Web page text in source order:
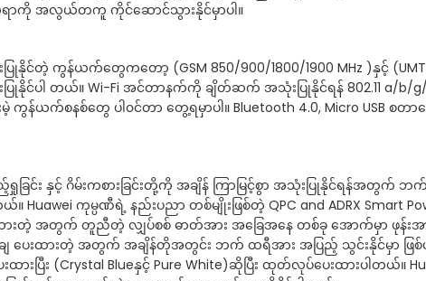
အလွယ်တကူ ကိုင်ဆောင်သွားနိုင်မှာပါ။
ြုနိုင်တဲ့ ကွန်ယက်တွေကတော့ (GSM 850/900/1800/1900 MHz )နှင့်
နိုင်ပါ တယ်။ Wi-Fi အင်တာနက်ကို ချိတ်ဆက် အသုံးပြုနိုင်ရန် 802.11 a/b/g/
မဲ့ ကွန်ယက်စနစ်တွေ ပါ၀င်တာ တွေ့ရမှာပါ။ Bluetooth 4.0, Micro USB စတ
ြင်း နှင့် ဂိမ်းကစားခြင်းတို့ကို အချိန် ကြာမြင့်စွာ အသုံးပြုနိုင်ရန်အတွက်
ကုမ္ပဏီရဲ့ နည်းပညာ တစ်မျိုးဖြစ်တဲ့ QPC and ADRX Smart
ထားတဲ့ အတွက် တူညီတဲ့ လျှပ်စစ် ဓာတ်အား အခြေအနေ တစ်ခု အောက်မှာ ဖုန်းအာ
ချ ပေးထားတဲ့ အတွက် အချိန်တိုအတွင်း ဘက် ထရီအား အပြည့် သွင်းနိုင်မှာ ဖြ
ြီး (Crystal Blueနှင့် Pure White)ဆိုပြီး ထုတ်လုပ်ပေးထားပါတယ်။